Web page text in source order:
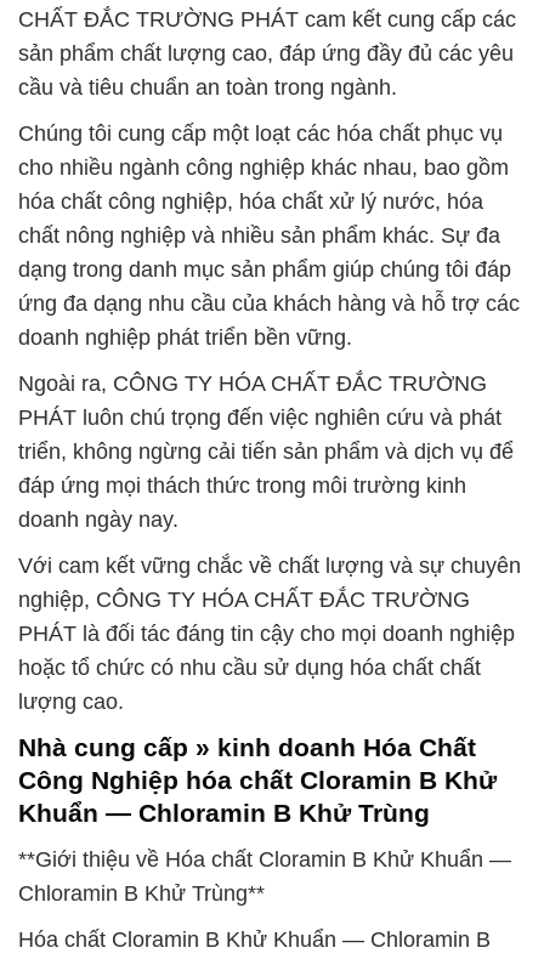
CHẤT ĐẮC TRƯỜNG PHÁT cam kết cung cấp các
sản phẩm chất lượng cao, đáp ứng đầy đủ các yêu
cầu và tiêu chuẩn an toàn trong ngành.
Chúng tôi cung cấp một loạt các hóa chất phục vụ
cho nhiều ngành công nghiệp khác nhau, bao gồm
hóa chất công nghiệp, hóa chất xử lý nước, hóa
chất nông nghiệp và nhiều sản phẩm khác. Sự đa
dạng trong danh mục sản phẩm giúp chúng tôi đáp
ứng đa dạng nhu cầu của khách hàng và hỗ trợ các
doanh nghiệp phát triển bền vững.
Ngoài ra, CÔNG TY HÓA CHẤT ĐẮC TRƯỜNG
PHÁT luôn chú trọng đến việc nghiên cứu và phát
triển, không ngừng cải tiến sản phẩm và dịch vụ để
đáp ứng mọi thách thức trong môi trường kinh
doanh ngày nay.
Với cam kết vững chắc về chất lượng và sự chuyên
nghiệp, CÔNG TY HÓA CHẤT ĐẮC TRƯỜNG
PHÁT là đối tác đáng tin cậy cho mọi doanh nghiệp
hoặc tổ chức có nhu cầu sử dụng hóa chất chất
lượng cao.
Nhà cung cấp » kinh doanh Hóa Chất
Công Nghiệp hóa chất Cloramin B Khử
Khuẩn — Chloramin B Khử Trùng
**Giới thiệu về Hóa chất Cloramin B Khử Khuẩn —
Chloramin B Khử Trùng**
Hóa chất Cloramin B Khử Khuẩn — Chloramin B